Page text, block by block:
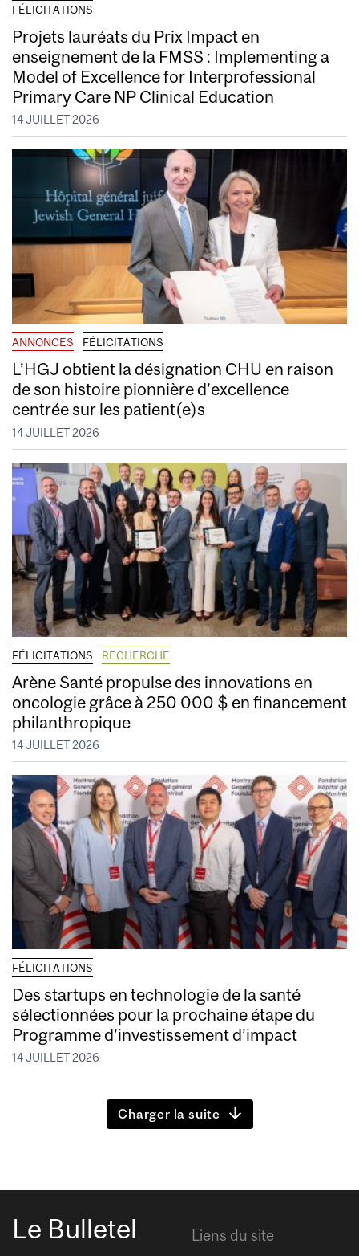
FÉLICITATIONS
Projets lauréats du Prix Impact en
enseignement de la FMSS : Implementing a
Model of Excellence for Interprofessional
Primary Care NP Clinical Education
14 JUILLET 2026
ANNONCES FÉLICITATIONS
L’HGJ obtient la désignation CHU en raison
de son histoire pionnière d’excellence
centrée sur les patient(e)s
14 JUILLET 2026
FÉLICITATIONS RECHERCHE
Arène Santé propulse des innovations en
oncologie grâce à 250 000 $ en financement
philanthropique
14 JUILLET 2026
FÉLICITATIONS
Des startups en technologie de la santé
sélectionnées pour la prochaine étape du
Programme d’investissement d’impact
14 JUILLET 2026
Charger la suite
Le Bulletel Liens du site